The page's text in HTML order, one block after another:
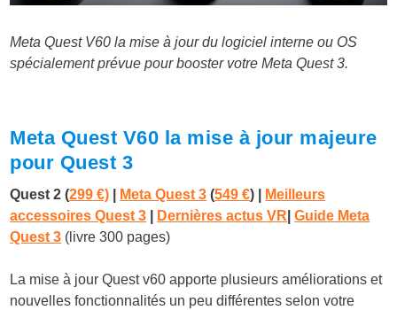
Meta Quest V60 la mise à jour du logiciel interne ou OS
spécialement prévue pour booster votre Meta Quest 3.
Meta Quest V60 la mise à jour majeure
pour Quest 3
Quest 2 (299 €) Meta Quest 3 (549 €)
Meilleurs
accessoires Quest 3
Dernières actus VR |Guide Meta
Quest 3 (livre 300 pages)
La mise à jour Quest v60 apporte plusieurs améliorations et
nouvelles fonctionnalités un peu différentes selon votre